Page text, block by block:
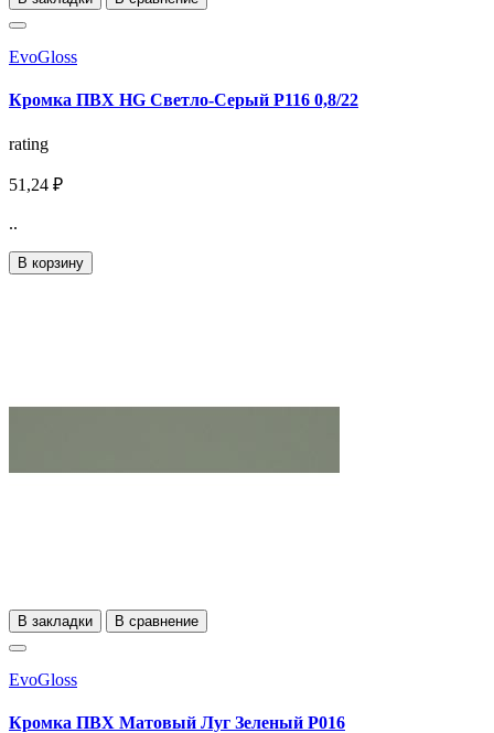
EvoGloss
Кромка ПВХ HG Светло-Серый Р116 0,8/22
rating
51,24 ₽
..
В корзину
В закладки В сравнение
EvoGloss
Кромка ПВХ Матовый Луг Зеленый Р016